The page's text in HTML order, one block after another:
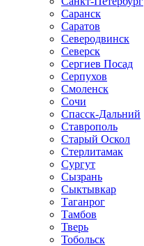
Саранск
Саратов
Северодвинск
Северск
Сергиев Посад
Серпухов
Смоленск
Сочи
Спасск-Дальний
Ставрополь
Старый Оскол
Стерлитамак
Сургут
Сызрань
Сыктывкар
Таганрог
Тамбов
Тверь
Тобольск